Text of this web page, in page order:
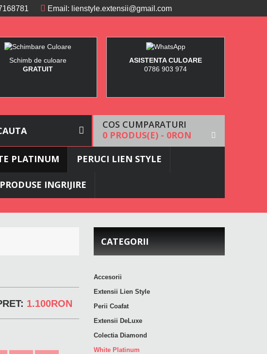
Email: lienstyle.extensii@gmail.com
Schimb de culoare
GRATUIT
ASISTENTA CULOARE
0786 903 974
COS CUMPARATURI
0 PRODUS(E) - 0RON
PLATINUM PERUCI LIEN STYLE
PRODUSE INGRIJIRE
1.100RON
CATEGORII
Accesorii
Extensii Lien Style
Perii Coafat
Extensii DeLuxe
Colectia Diamond
White Platinum